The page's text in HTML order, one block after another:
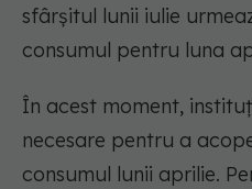
sfârșitul lunii iulie
consumul pentru luna
În acest moment,
necesare pentru a
consumul lunii aprilie.